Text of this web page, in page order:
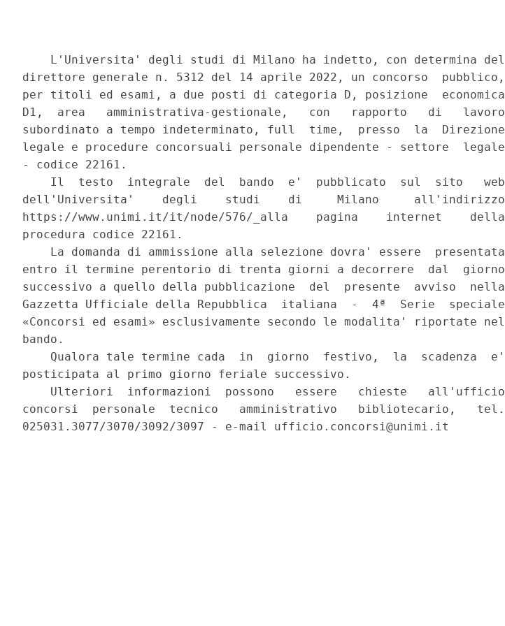
    L'Universita' degli studi di Milano ha indetto, con determina del
direttore generale n. 5312 del 14 aprile 2022, un concorso  pubblico,
per titoli ed esami, a due posti di categoria D, posizione  economica
D1,  area   amministrativa-gestionale,   con   rapporto   di   lavoro
subordinato a tempo indeterminato, full  time,  presso  la  Direzione
legale e procedure concorsuali personale dipendente - settore  legale
- codice 22161.
    Il  testo  integrale  del  bando  e'  pubblicato  sul  sito   web
dell'Universita'    degli    studi    di     Milano     all'indirizzo
https://www.unimi.it/it/node/576/_alla    pagina    internet    della
procedura codice 22161.
    La domanda di ammissione alla selezione dovra' essere  presentata
entro il termine perentorio di trenta giorni a decorrere  dal  giorno
successivo a quello della pubblicazione  del  presente  avviso  nella
Gazzetta Ufficiale della Repubblica  italiana  -  4ª  Serie  speciale
«Concorsi ed esami» esclusivamente secondo le modalita' riportate nel
bando.
    Qualora tale termine cada  in  giorno  festivo,  la  scadenza  e'
posticipata al primo giorno feriale successivo.
    Ulteriori  informazioni  possono   essere   chieste   all'ufficio
concorsi  personale  tecnico   amministrativo   bibliotecario,   tel.
025031.3077/3070/3092/3097 - e-mail ufficio.concorsi@unimi.it